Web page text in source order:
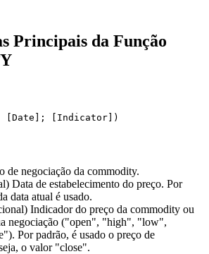
Principais da Função
de negociação da commodity.
Data de estabelecimento do preço. Por
data atual é usado.
Indicador do preço da commodity ou
negociação ("open", "high", "low",
). Por padrão, é usado o preço de
o valor "close".